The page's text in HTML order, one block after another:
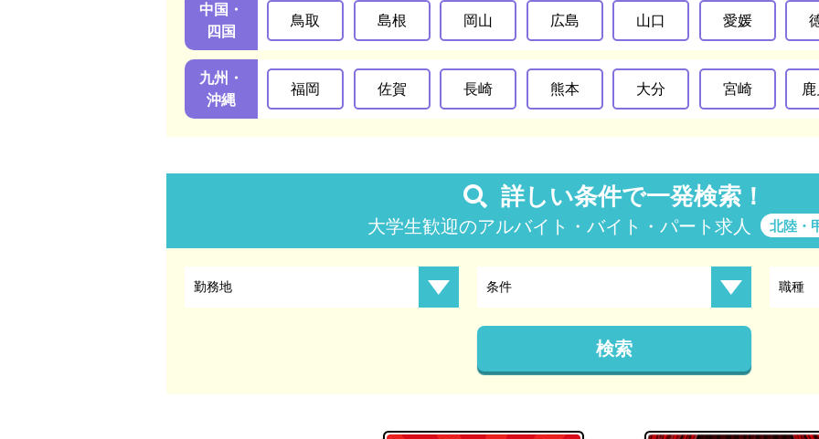
中国・
四国
鳥取 島根 岡山 広島 山口 愛媛
九州・
沖縄
福岡 佐賀 長崎 熊本 大分 宮崎
詳しい条件で一発検索！
大学生歓迎のアルバイト・バイト・パート求人 北陸・
勤務地 条件 職種
検索